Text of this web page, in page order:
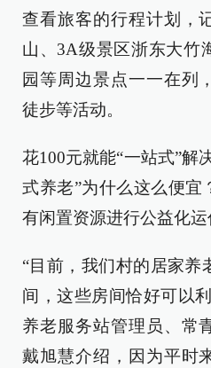
查看旅客的行程计划，
山、3A级景区浙东大竹
园等周边景点一一在列
徒步等活动。
花100元就能“一站式”解
式养老”为什么这么便宜
有闲置资源进行公益化运
“目前，我们村的居家养
间，这些房间恰好可以
养老服务站管理员、常
戴旭慧介绍，因为平时